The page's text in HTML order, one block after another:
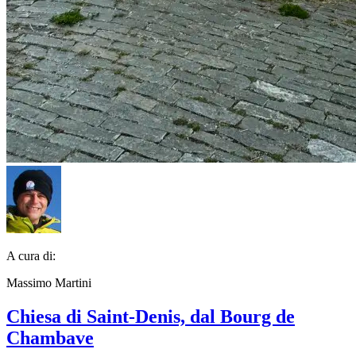
A cura di:
Massimo Martini
Chiesa di Saint-Denis, dal Bourg de
Chambave